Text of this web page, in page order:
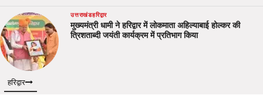
उत्तराखंडहरिद्वार
मुख्यमंत्री धामी ने हरिद्वार में लोकमाता अहिल्याबाई होल्कर की
त्रिशताब्दी जयंती कार्यक्रम में प्रतिभाग किया
हरिद्वार